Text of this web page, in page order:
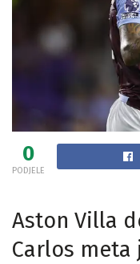
0
PODJELE
Aston Villa
Carlos